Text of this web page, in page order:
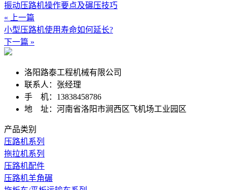
振动压路机操作要点及碾压技巧
« 上一篇
小型压路机使用寿命如何延长?
下一篇 »
洛阳路泰工程机械有限公司
联系人：张经理
手 机：13838458786
地 址：河南省洛阳市涧西区飞机场工业园区
产品类别
压路机系列
拖拉机系列
压路机配件
压路机羊角碾